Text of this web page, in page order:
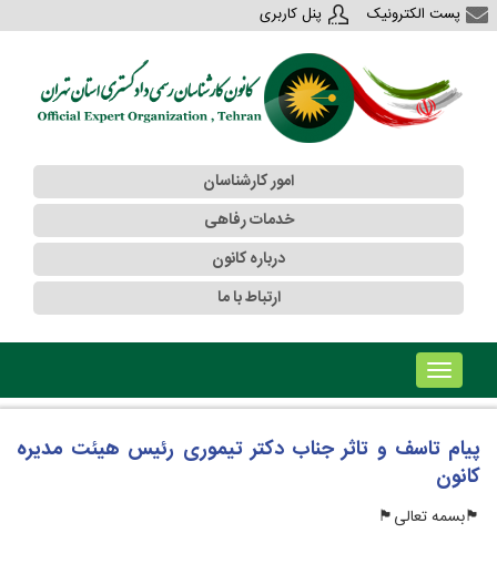
پست الکترونیک پنل کاربری
امور کارشناسان
خدمات رفاهی
درباره کانون
ارتباط با ما
!!!b۱!!!
پیام تاسف و تاثر جناب دکتر تیموری رئیس هیئت مدیره
کانون
🏴بسمه تعالی🏴